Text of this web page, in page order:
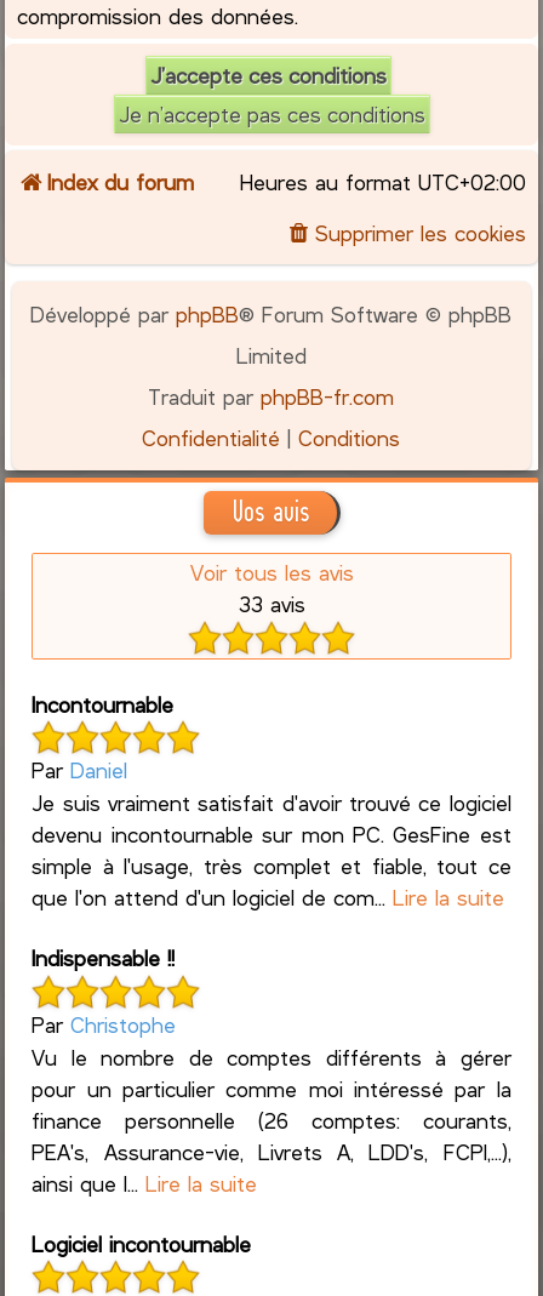
compromission des données.
Index du forum Heures au format UTC+02:00
Supprimer les cookies
Développé parphpBB® Forum Software © phpBB
Limited
Traduit parphpBB-fr.com
Confidentialité |Conditions
Vos avis
Voir tous les avis
33 avis
Incontournable
ParDaniel
Je suis vraiment satisfait d'avoir trouvé ce logiciel
devenu incontournable sur mon PC. GesFine est
simple à l'usage, très complet et fiable, tout ce
que l'on attend d'un logiciel de com...Lire la suite
Indispensable !!
ParChristophe
Vu le nombre de comptes différents à gérer
pour un particulier comme moi intéressé par la
finance personnelle (26 comptes: courants,
PEA's, Assurance-vie, Livrets A, LDD's, FCPI,...),
ainsi que l...Lire la suite
Logiciel incontournable